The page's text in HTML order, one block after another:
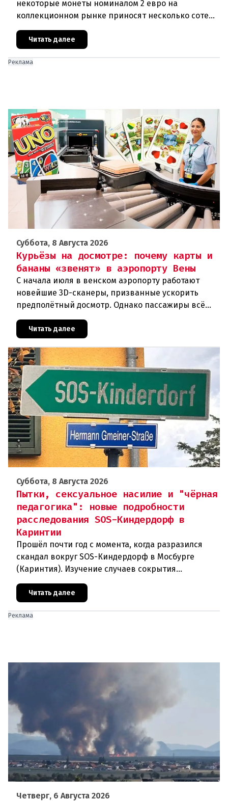
некоторые монеты номиналом 2 евро на
коллекционном рынке приносят несколько сотен
сокровище?Большинство монет в 2 ев
Читать далее
Реклама
Суббота, 8 Августа 2026
Курьёзы на досмотре: почему карты и
бананы «звенят» в аэропорту Вены
С начала июля в венском аэропорту работают
новейшие 3D-сканеры, призванные ускорить
предполётный досмотр. Однако пассажиры всё
отправляют на дополнительную пров
Читать далее
Суббота, 8 Августа 2026
Пытки, сексуальное насилие и "чёрная
педагогика": новые подробности
расследования SOS-Киндердорф в
Каринтии
Прошёл почти год с момента, когда разразился
скандал вокруг SOS-Киндердорф в Мосбурге
(Каринтия). Изучение случаев сокрытия
масштабное расследование, которое продо
Читать далее
Реклама
Четверг, 6 Августа 2026